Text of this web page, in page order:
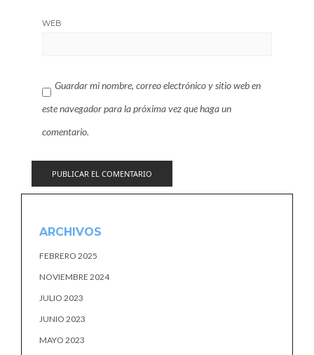
WEB
Guardar mi nombre, correo electrónico y sitio web en
este navegador para la próxima vez que haga un
comentario.
ARCHIVOS
FEBRERO 2025
NOVIEMBRE 2024
JULIO 2023
JUNIO 2023
MAYO 2023